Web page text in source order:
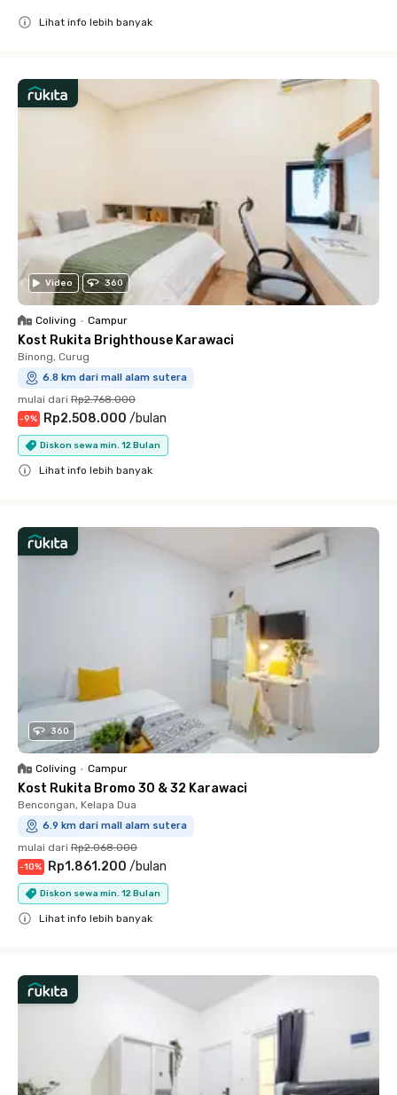
Lihat info lebih banyak
Video 360
Coliving • Campur
Kost Rukita Brighthouse Karawaci
Binong, Curug
6.8 km dari mall alam sutera
mulai dari Rp2.768.000
-9% Rp2.508.000 /bulan
Diskon sewa min. 12 Bulan
Lihat info lebih banyak
360
Coliving • Campur
Kost Rukita Bromo 30 & 32 Karawaci
Bencongan, Kelapa Dua
6.9 km dari mall alam sutera
mulai dari Rp2.068.000
-10% Rp1.861.200 /bulan
Diskon sewa min. 12 Bulan
Lihat info lebih banyak